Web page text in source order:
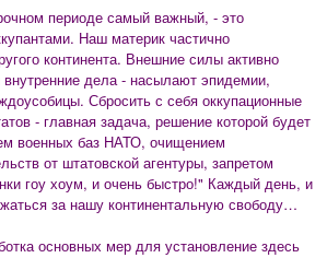
периоде самый важный, - это
Наш материк частично
континента. Внешние силы активно
дела - насылают эпидемии,
Сбросить с себя оккупационные
- главная задача, решение которой будет
военных баз НАТО, очищением
от штатовской агентуры, запретом
гоу хоум, и очень быстро!" Каждый день, и
за нашу континентальную свободу…
основных мер для установление здесь